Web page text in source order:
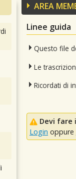
AREA
Linee guida
Questo file
Le
Ricordati di
Devi fare
Login oppure